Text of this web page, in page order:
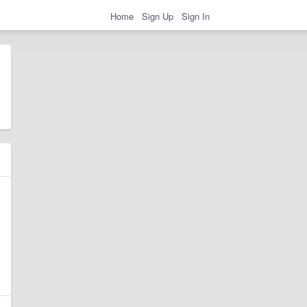
Home Sign Up Sign In